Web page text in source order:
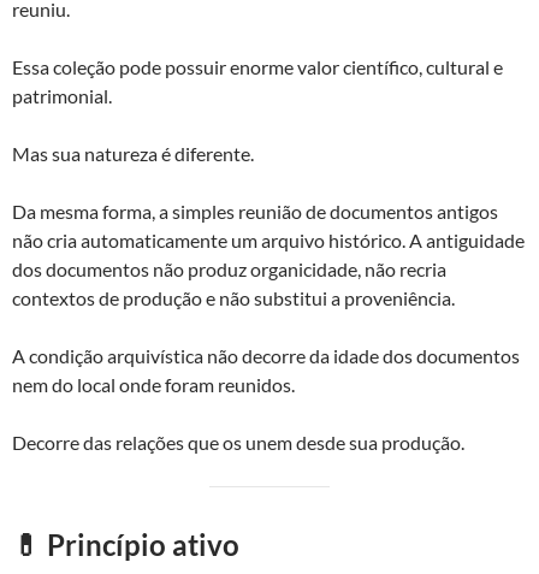
reuniu.
Essa coleção pode possuir enorme valor científico, cultural e
patrimonial.
Mas sua natureza é diferente.
Da mesma forma, a simples reunião de documentos antigos
não cria automaticamente um arquivo histórico. A antiguidade
dos documentos não produz organicidade, não recria
contextos de produção e não substitui a proveniência.
A condição arquivística não decorre da idade dos documentos
nem do local onde foram reunidos.
Decorre das relações que os unem desde sua produção.
💊 Princípio ativo